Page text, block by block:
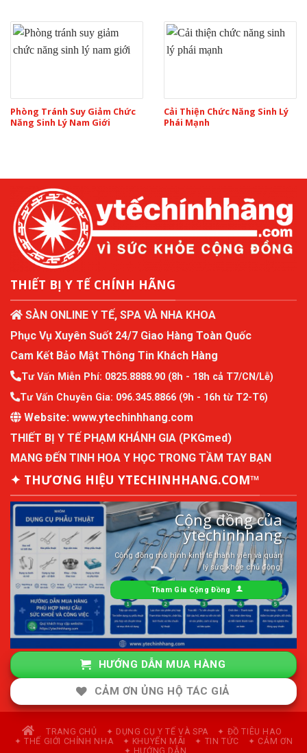
Phòng Tránh Suy Giảm Chức
Năng Sinh Lý Nam Giới
Cải Thiện Chức Năng Sinh Lý
Phái Mạnh
THIẾT BỊ Y TẾ CHÍNH HÃNG
SÀN ONLINE Y TẾ, SPA VÀ NHA KHOA
Phục Vụ Xuyên Suốt 24/7 Giao Hàng Toàn Quốc
Cam Kết Bảo Mật Thông Tin Khách Hàng
Tư Vấn Miễn Phí: 0825.8888.90 (8h - 18h cả T7/CN/Lễ)
Tư Vấn Chuyên Gia: 096.345.8866 (9h - 16h từ T2-T6)
Website: www.ytechinhhang.com
THIẾT BỊ Y TẾ PHẠM KHÁNH GIA (PKGmed)
MANG ĐẾN TINH HOA Y HỌC TRONG TẦM TAY BẠN
✦ THƯƠNG HIỆU YTECHINHHANG.COM™
Cộng đồng của
ytechinhhang
Cộng đồng mô hình kinh tế thành viên và quản
lý sức khỏe chủ động.
Tham Gia Cộng Đồng
HƯỚNG DẪN MUA HÀNG
CẢM ƠN ỦNG HỘ TÁC GIẢ
TRANG CHỦ ✦ DỤNG CỤ Y TẾ VÀ SPA
✦ ĐỒ TIÊU HAO
✦ THẾ GIỚI CHỈNH NHA
✦ KHUYẾN MÃI ✦ TIN TỨC
✦ CẢM ƠN